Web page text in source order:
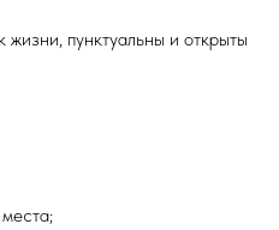
жизни, пунктуальны и открыты